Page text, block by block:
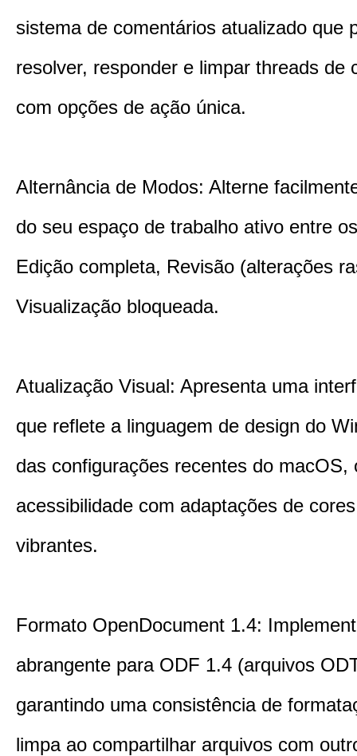
sistema de comentários atualizado que
resolver, responder e limpar threads de
com opções de ação única.
Alternância de Modos: Alterne
do seu espaço de trabalho ativo entre
Edição completa, Revisão (alterações
Visualização bloqueada.
Atualização Visual: Apresenta uma
que reflete a linguagem de design do
das configurações recentes do macOS,
acessibilidade com adaptações de
vibrantes.
Formato OpenDocument 1.4:
abrangente para ODF 1.4 (arquivos
garantindo uma consistência de
limpa ao compartilhar arquivos com